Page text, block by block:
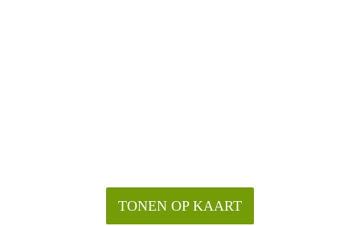
TONEN OP KAART